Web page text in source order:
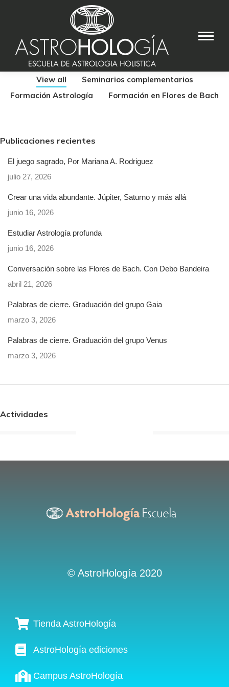
View all
Seminarios complementarios
Formación Astrología
Formación en Flores de Bach
Publicaciones recientes
El juego sagrado, Por Mariana A. Rodriguez
julio 27, 2026
Crear una vida abundante. Júpiter, Saturno y más allá
junio 16, 2026
Estudiar Astrología profunda
junio 16, 2026
Conversación sobre las Flores de Bach. Con Debo Bandeira
abril 21, 2026
Palabras de cierre. Graduación del grupo Gaia
marzo 3, 2026
Palabras de cierre. Graduación del grupo Venus
marzo 3, 2026
Actividades
© AstroHología 2020
Tienda AstroHología
AstroHología ediciones
Campus AstroHología